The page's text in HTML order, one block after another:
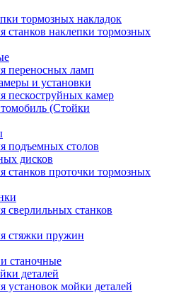
тормозных накладок
станков наклепки тормозных
переносных ламп
и установки
пескоструйных камер
(Стойки
подъемных столов
дисков
станков проточки тормозных
сверлильных станков
стяжки пружин
станочные
деталей
установок мойки деталей